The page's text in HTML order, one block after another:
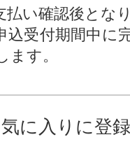
い確認後とな
受付期間中に
す。
に入りに登録